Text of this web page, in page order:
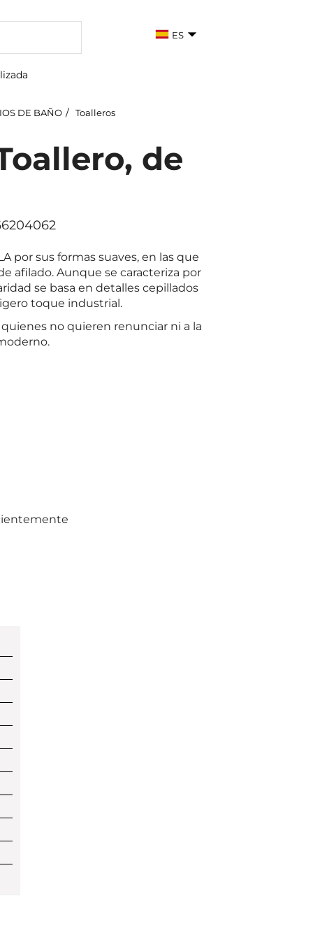
ES
DE BAÑO Toalleros
de
por sus formas suaves, en las que
afilado. Aunque se caracteriza por
se basa en detalles cepillados
toque industrial.
no quieren renunciar ni a la